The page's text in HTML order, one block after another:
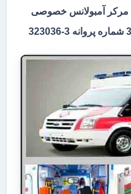
مرکر آمبولانس خصوصی